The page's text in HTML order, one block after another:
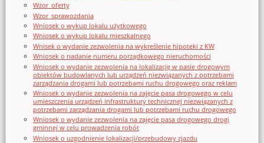
Wzor_oferty
Wzor_sprawozdania
Wniosek o wykup lokalu użytkowego
Wniosek o wykup lokalu mieszkalnego
Wnisek o wydanie zezwolenia na wykreślenie hipoteki z KW
Wniosek o nadanie numeru porządkowego nieruchomości
Wniosek o wydanie zezwolenia na lokalizację w pasie drogowym
obiektów budowlanych lub urządzeń niezwiązanych z potrzebami
zarządzania drogami lub potrzebami ruchu drogowego oraz reklam
Wniosek o wydanie zezwolenia na zajęcie pasa drogowego w celu
umieszczenia urządzeń infrastruktury technicznej niezwiązanych z
potrzebami zarządzania drogami lub potrzebami ruchu drogowego
Wniosek o wydanie zezwolenia na zajęcie pasa drogowego drogi
gminnej w celu prowadzenia robót
Wniosek o uzgodnienie lokalizacji/przebudowy zjazdu